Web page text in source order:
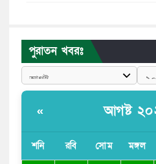
পুলিশকে পিটিয়ে রক্তাক্ত করেছি এ
এনসিপি নেতা
সরকার
পুরাতন খবরঃ
« আগষ্ট
শনি রবি সোম মঙ্গল